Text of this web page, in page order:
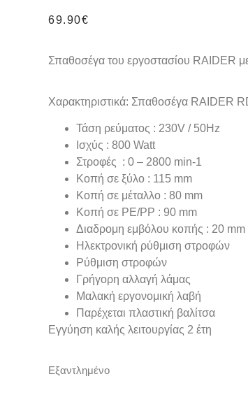
69.90€
Σπαθοσέγα του εργοστασίου RAIDER
Χαρακτηριστικά: Σπαθοσέγα RAIDER
Τάση ρεύματος : 230V / 50Hz
Ισχύς : 800 Watt
Στροφές : 0 – 2800 min-1
Κοπή σε ξύλο : 115 mm
Κοπή σε μέταλλο : 80 mm
Κοπή σε ΡΕ/ΡΡ : 90 mm
Διαδρομη εμβόλου κοπής : 20 mm
Ηλεκτρονική ρύθμιση στροφών
Ρύθμιση στροφών
Γρήγορη αλλαγή λάμας
Μαλακή εργονομική λαβή
Παρέχεται πλαστική βαλίτσα
Εγγύηση καλής λειτουργίας 2 έτη
Εξαντλημένο